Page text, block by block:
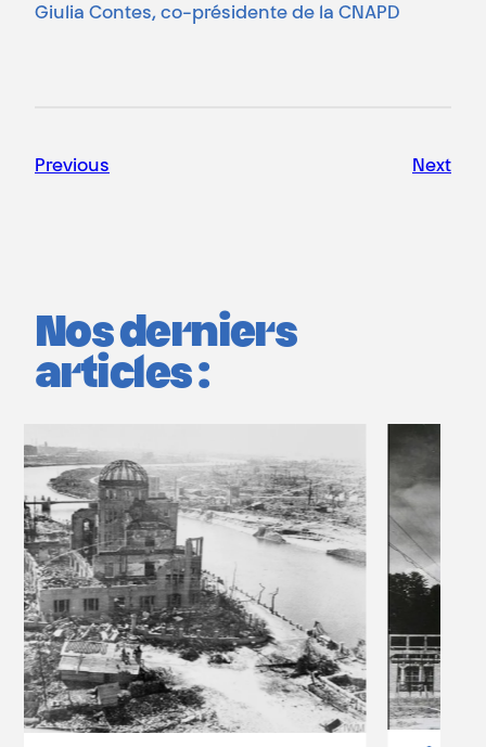
Giulia Contes, co-présidente de la CNAPD
Previous Next
Nos derniers
articles :